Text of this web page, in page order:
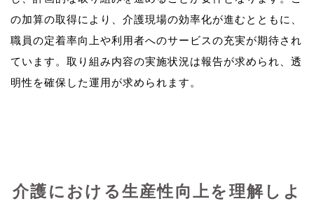
の加算の取得により、介護現場の効率化が進むとともに、
職員の定着率向上や利用者へのサービスの充実が期待され
ています。取り組み内容の実施状況は報告が求められ、透
介護における生産性向上を理解しよ